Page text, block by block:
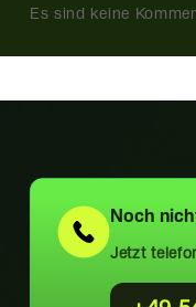
Es sind keine
Noch
Jetzt